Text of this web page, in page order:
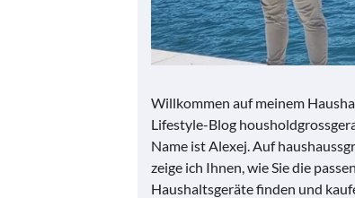
Willkommen auf meinem
Lifestyle-Blog
Name ist Alexej. Auf
zeige ich Ihnen, wie Sie die
Haushaltsgeräte finden und